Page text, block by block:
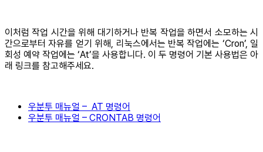
이처럼 작업 시간을 위해 대기하거나 반복 작업을 하면서 소모하는 시
간으로부터 자유를 얻기 위해, 리눅스에서는 반복 작업에는 ‘Cron’, 일
회성 예약 작업에는 ‘At’을 사용합니다. 이 두 명령어 기본 사용법은 아
래 링크를 참고해주세요.
우분투 매뉴얼 – AT 명령어
우분투 매뉴얼 – CRONTAB 명령어